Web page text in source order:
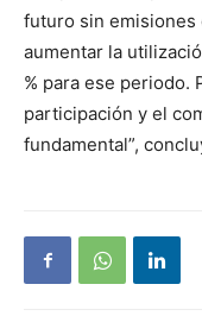
futuro sin emisiones
aumentar la
% para ese periodo.
participación y el
fundamental”,